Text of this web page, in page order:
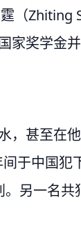
（Zhiting
家奖学金
，甚至在
于中国犯
另一名